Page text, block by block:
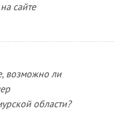
сайте
возможно ли
области?